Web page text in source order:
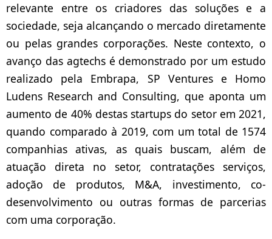
relevante entre os criadores das soluções e a
sociedade, seja alcançando o mercado diretamente
ou pelas grandes corporações. Neste contexto, o
avanço das agtechs é demonstrado por um estudo
realizado pela Embrapa, SP Ventures e Homo
Ludens Research and Consulting, que aponta um
aumento de 40% destas startups do setor em 2021,
quando comparado à 2019, com um total de 1574
companhias ativas, as quais buscam, além de
atuação direta no setor, contratações serviços,
adoção de produtos, M&A, investimento, co-
desenvolvimento ou outras formas de parcerias
com uma corporação.